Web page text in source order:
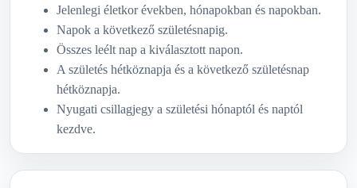
Jelenlegi életkor években, hónapokban és napokban.
Napok a következő születésnapig.
Összes leélt nap a kiválasztott napon.
A születés hétköznapja és a következő születésnap
hétköznapja.
Nyugati csillagjegy a születési hónaptól és naptól
kezdve.